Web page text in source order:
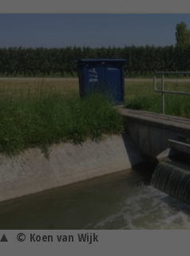
© Koen van Wijk